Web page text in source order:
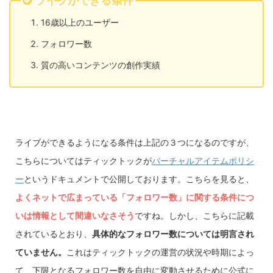
16歳以上のユーザー
フォロワー数
質の高いコンテンツの創作実績
ライブができるようになる条件は上記の３つになるのですが、
こちらについてはティックトックがバーチャルアイテムポリシ
ーというドキュメントで公開しております。こちらを見ると、
よくネットで広まっている「フォロワー数」に関する条件につ
いは情報として間違いなさそう ですね。しかし、こちらに記載
されているとおり、 具体的なフォロワー数については明言され
ていません。
これはティックトックの運営の状況や時期によっ
て、下限となるフォロワー数を自由に変動させるために公式に